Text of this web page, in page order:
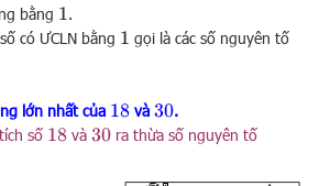
bằng 1.
có ƯCLN bằng 1 gọi là các số nguyên tố
lớn nhất của 18và 30.
số 18và 30ra thừa số nguyên tố